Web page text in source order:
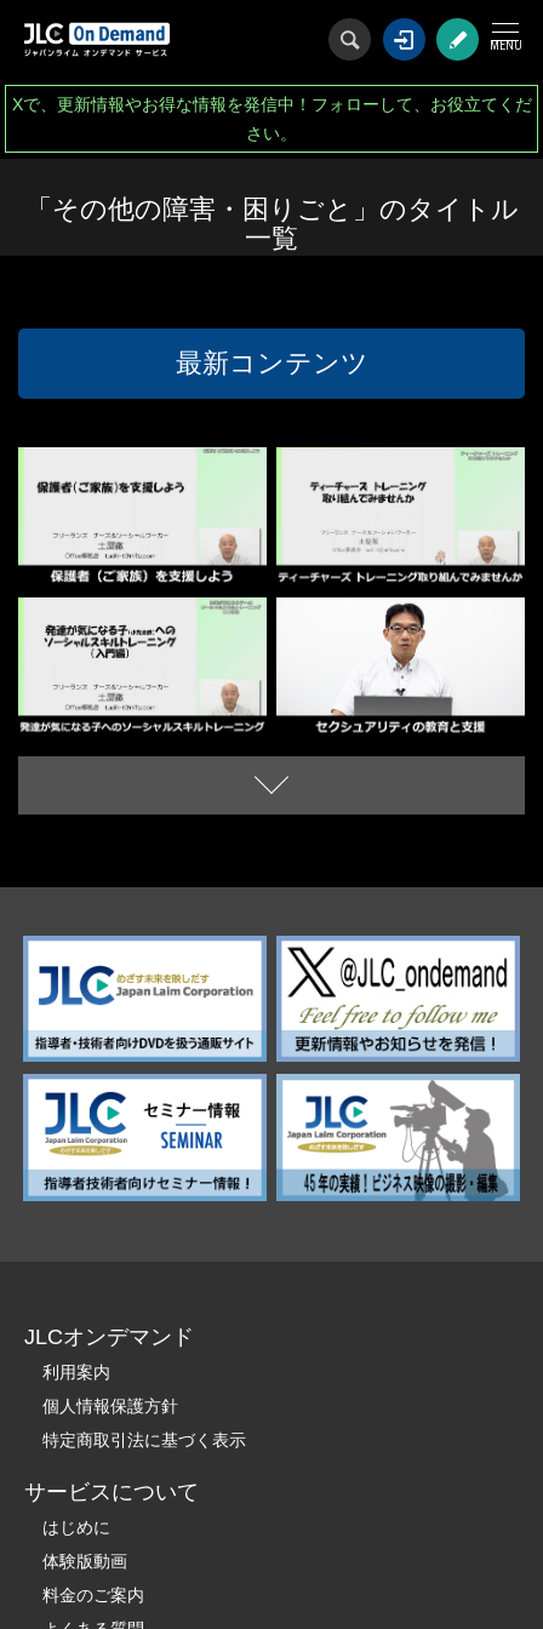
ログイン会
Xで、更新情報やお得な情報を発信中！フォローして、お役立てくだ
さい。
「その他の障害・困りごと」のタイトル
一覧
最新コンテンツ
JLCオンデマンド
利用案内
個人情報保護方針
特定商取引法に基づく表示
サービスについて
はじめに
体験版動画
料金のご案内